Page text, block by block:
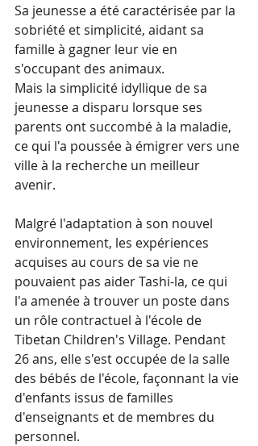
Sa jeunesse a été caractérisée par la
sobriété et simplicité, aidant sa
famille à gagner leur vie en
s'occupant des animaux.
Mais la simplicité idyllique de sa
jeunesse a disparu lorsque ses
parents ont succombé à la maladie,
ce qui l'a poussée à émigrer vers une
ville à la recherche un meilleur
avenir.
Malgré l'adaptation à son nouvel
environnement, les expériences
acquises au cours de sa vie ne
pouvaient pas aider Tashi-la, ce qui
l'a amenée à trouver un poste dans
un rôle contractuel à l'école de
Tibetan Children's Village. Pendant
26 ans, elle s'est occupée de la salle
des bébés de l'école, façonnant la vie
d'enfants issus de familles
d'enseignants et de membres du
personnel.